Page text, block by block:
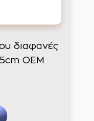
διαφανές
ΟΕΜ